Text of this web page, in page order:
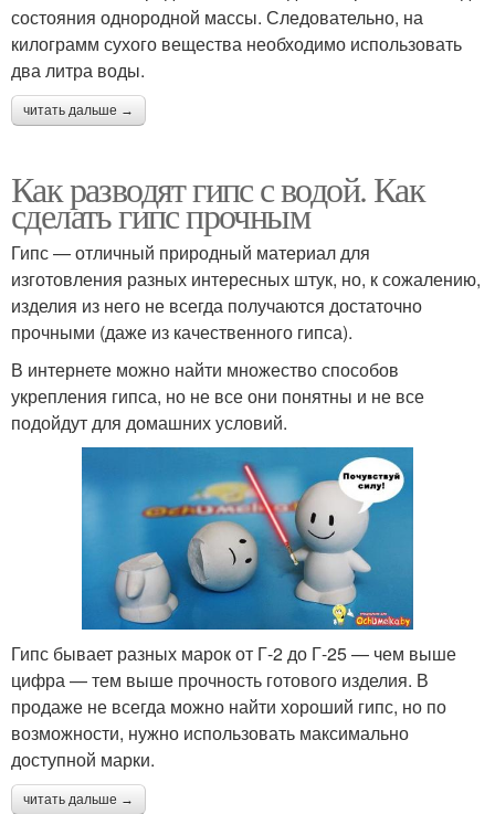
состояния однородной массы. Следовательно, на
килограмм сухого вещества необходимо использовать
два литра воды.
читать дальше →
Как разводят гипс с водой. Как
сделать гипс прочным
Гипс — отличный природный материал для
изготовления разных интересных штук, но, к сожалению,
изделия из него не всегда получаются достаточно
прочными (даже из качественного гипса).
В интернете можно найти множество способов
укрепления гипса, но не все они понятны и не все
подойдут для домашних условий.
Гипс бывает разных марок от Г-2 до Г-25 — чем выше
цифра — тем выше прочность готового изделия. В
продаже не всегда можно найти хороший гипс, но по
возможности, нужно использовать максимально
доступной марки.
читать дальше →